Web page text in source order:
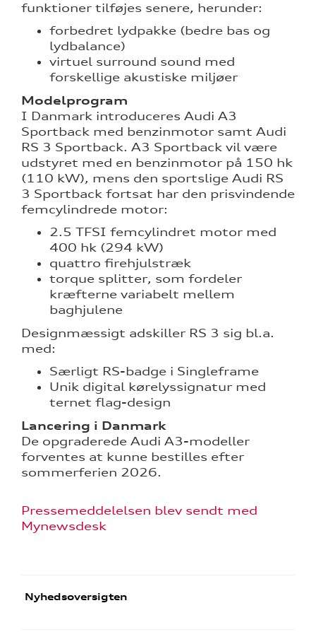
funktioner tilføjes senere, herunder:
forbedret lydpakke (bedre bas og
lydbalance)
virtuel surround sound med
forskellige akustiske miljøer
Modelprogram
I Danmark introduceres Audi A3
Sportback med benzinmotor samt Audi
RS 3 Sportback. A3 Sportback vil være
udstyret med en benzinmotor på 150 hk
(110 kW), mens den sportslige Audi RS
3 Sportback fortsat har den prisvindende
femcylindrede motor:
2.5 TFSI femcylindret motor med
400 hk (294 kW)
quattro firehjulstræk
torque splitter, som fordeler
kræfterne variabelt mellem
baghjulene
Designmæssigt adskiller RS 3 sig bl.a.
med:
Særligt RS-badge i Singleframe
Unik digital kørelyssignatur med
ternet flag-design
Lancering i Danmark
De opgraderede Audi A3-modeller
forventes at kunne bestilles efter
sommerferien 2026.
Pressemeddelelsen blev sendt med
Mynewsdesk
Nyhedsoversigten